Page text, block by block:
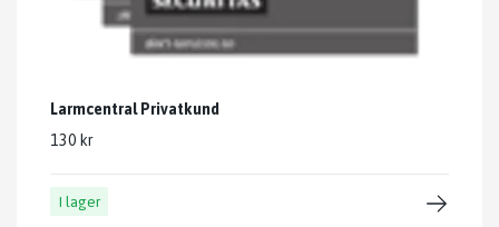
Larmcentral Privatkund
130 kr
I lager